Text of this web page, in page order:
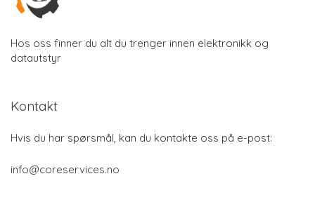
Hos oss finner du alt du trenger innen elektronikk og
datautstyr
Kontakt
Hvis du har spørsmål, kan du kontakte oss på e-post:
info@coreservices.no